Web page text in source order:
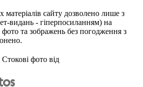
матеріалів сайту дозволено лише з
видань - гіперпосиланням) на
та зображень без погодження з
Стокові фото від